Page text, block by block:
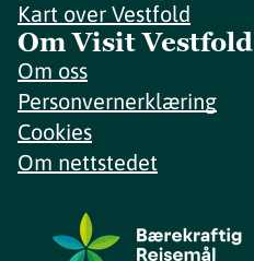
Kart over Vestfold
Om Visit Vestfold
Om oss
Personvernerklæring
Cookies
Om nettstedet